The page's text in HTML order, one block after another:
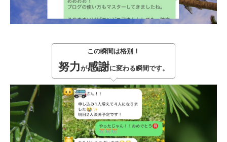
この瞬間は格別！
努力が感謝に変わる瞬間です。